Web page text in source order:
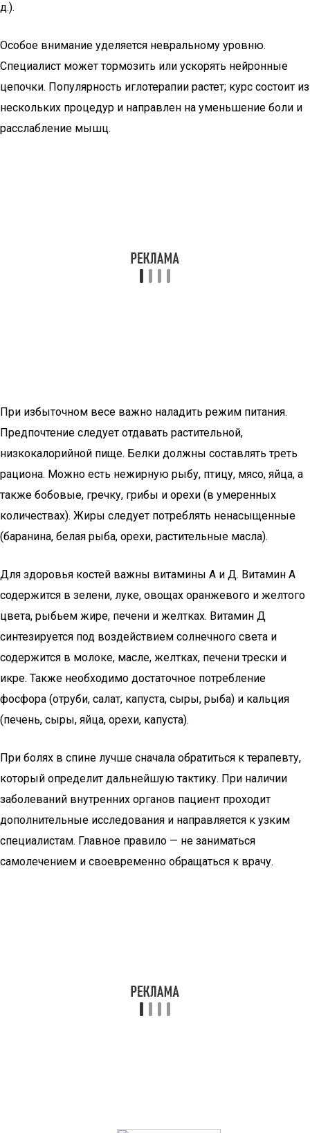
д.).
Особое внимание уделяется невральному уровню.
Специалист может тормозить или ускорять нейронные
цепочки. Популярность иглотерапии растет; курс состоит из
нескольких процедур и направлен на уменьшение боли и
расслабление мышц.
При избыточном весе важно наладить режим питания.
Предпочтение следует отдавать растительной,
низкокалорийной пище. Белки должны составлять треть
рациона. Можно есть нежирную рыбу, птицу, мясо, яйца, а
также бобовые, гречку, грибы и орехи (в умеренных
количествах). Жиры следует потреблять ненасыщенные
(баранина, белая рыба, орехи, растительные масла).
Для здоровья костей важны витамины А и Д. Витамин А
содержится в зелени, луке, овощах оранжевого и желтого
цвета, рыбьем жире, печени и желтках. Витамин Д
синтезируется под воздействием солнечного света и
содержится в молоке, масле, желтках, печени трески и
икре. Также необходимо достаточное потребление
фосфора (отруби, салат, капуста, сыры, рыба) и кальция
(печень, сыры, яйца, орехи, капуста).
При болях в спине лучше сначала обратиться к терапевту,
который определит дальнейшую тактику. При наличии
заболеваний внутренних органов пациент проходит
дополнительные исследования и направляется к узким
специалистам. Главное правило — не заниматься
самолечением и своевременно обращаться к врачу.